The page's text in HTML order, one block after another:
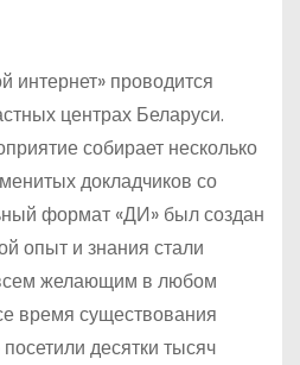
интернет» проводится
центрах Беларуси.
собирает несколько
докладчиков со
формат «ДИ» был создан
опыт и знания стали
желающим в любом
время существования
десятки тысяч